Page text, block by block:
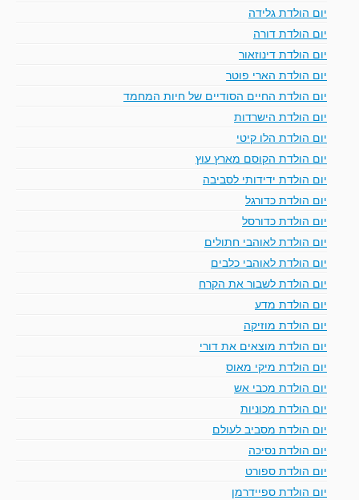
יום הולדת גלידה
יום הולדת דורה
יום הולדת דינוזאור
יום הולדת הארי פוטר
יום הולדת החיים הסודיים של חיות המחמד
יום הולדת הישרדות
יום הולדת הלו קיטי
יום הולדת הקוסם מארץ עוץ
יום הולדת ידידותי לסביבה
יום הולדת כדורגל
יום הולדת כדורסל
יום הולדת לאוהבי חתולים
יום הולדת לאוהבי כלבים
יום הולדת לשבור את הקרח
יום הולדת מדע
יום הולדת מוזיקה
יום הולדת מוצאים את דורי
יום הולדת מיקי מאוס
יום הולדת מכבי אש
יום הולדת מכוניות
יום הולדת מסביב לעולם
יום הולדת נסיכה
יום הולדת ספורט
יום הולדת ספיידרמן